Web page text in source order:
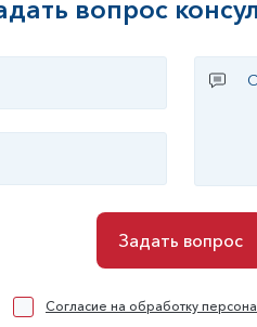
вопрос
Задать вопрос
Задать вопрос
Согласие на обработку